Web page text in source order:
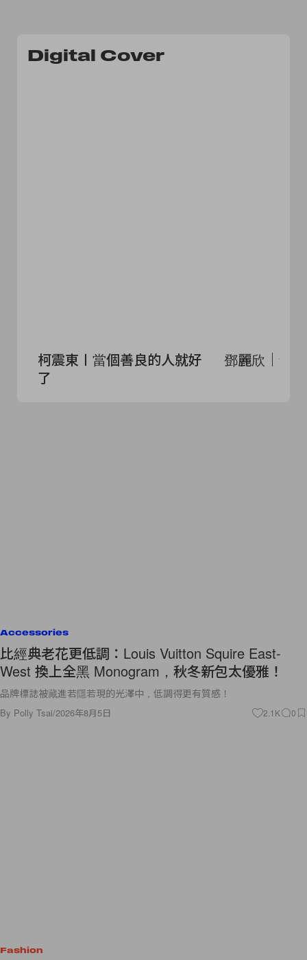
Digital Cover
柯震東〡當個善良的人就好
了
鄧麗欣｜偶
Accessories
比經典老花更低調：Louis Vuitton Squire East-
West 換上全黑 Monogram，秋冬新包太優雅！
品牌標誌被藏進若隱若現的光澤中，低調得更有質感！
By Polly Tsai/2026年8月5日 2.1K 0
Fashion